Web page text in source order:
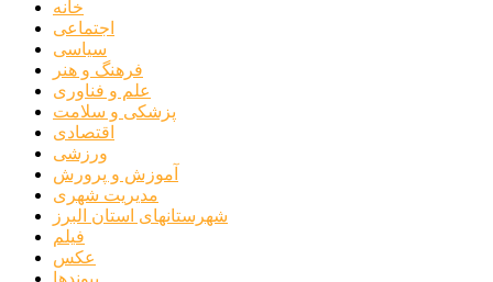
خانه
اجتماعی
سیاسی
فرهنگ و هنر
علم و فناوری
پزشکی و سلامت
اقتصادی
ورزشی
آموزش و پرورش
مدیریت شهری
شهرستانهای استان البرز
فیلم
عکس